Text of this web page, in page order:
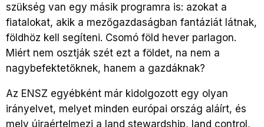
szükség van egy másik programra is: azokat a
fiatalokat, akik a mezőgazdaságban fantáziát látnak,
földhöz kell segíteni. Csomó föld hever parlagon.
Miért nem osztják szét ezt a földet, na nem a
nagybefektetőknek, hanem a gazdáknak?
Az ENSZ egyébként már kidolgozott egy olyan
irányelvet, melyet minden európai ország aláírt, és
mely újraértelmezi a land stewardship, land control,